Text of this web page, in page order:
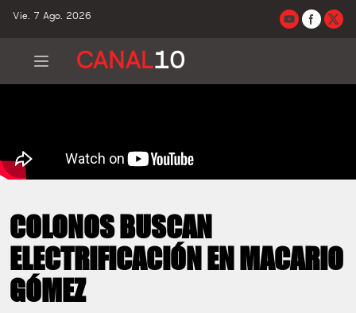
Vie. 7 Ago. 2026
CANAL10
COLONOS BUSCAN
ELECTRIFICACIÓN EN MACARIO
GÓMEZ